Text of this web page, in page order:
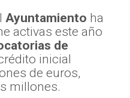
Ayuntamiento ha
activas este año
de
inicial
de euros,
millones.